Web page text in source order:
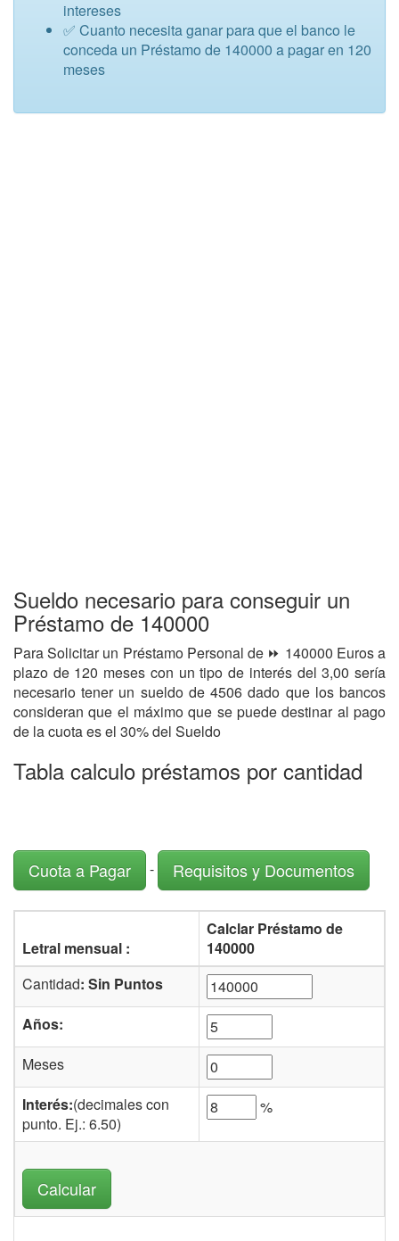
intereses
✅ Cuanto necesita ganar para que el banco le
conceda un Préstamo de 140000 a pagar en 120
meses
Sueldo necesario para conseguir un
Préstamo de 140000
Para Solicitar un Préstamo Personal de ⏩ 140000 Euros a
plazo de 120 meses con un tipo de interés del 3,00 sería
necesario tener un sueldo de 4506 dado que los bancos
consideran que el máximo que se puede destinar al pago
de la cuota es el 30% del Sueldo
Tabla calculo préstamos por cantidad
Cuota a Pagar - Requisitos y Documentos
Letral mensual :
Calclar Préstamo de
140000
Cantidad: Sin Puntos
Años:
Meses
Interés:(decimales con
punto. Ej.: 6.50)
%